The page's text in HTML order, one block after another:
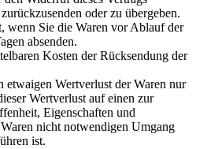
oder zu übergeben.
wenn Sie die Waren vor Ablauf der
absenden.
Kosten der Rücksendung der
etwaigen Wertverlust der Waren nur
Wertverlust auf einen zur
Eigenschaften und
nicht notwendigen Umgang
ist.